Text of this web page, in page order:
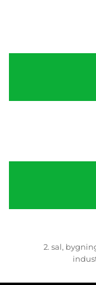
2. sal,